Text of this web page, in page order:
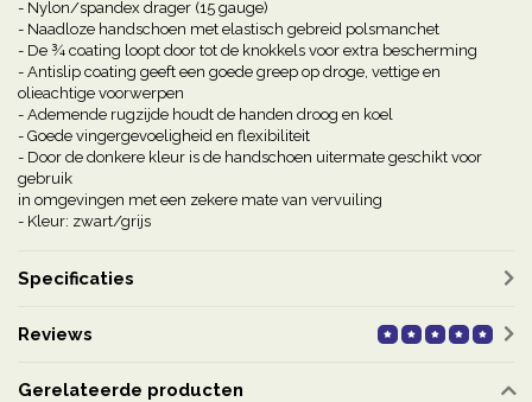
- Nylon/spandex drager (15 gauge)
- Naadloze handschoen met elastisch gebreid polsmanchet
- De ¾ coating loopt door tot de knokkels voor extra bescherming
- Antislip coating geeft een goede greep op droge, vettige en
olieachtige voorwerpen
- Ademende rugzijde houdt de handen droog en koel
- Goede vingergevoeligheid en flexibiliteit
- Door de donkere kleur is de handschoen uitermate geschikt voor
gebruik
in omgevingen met een zekere mate van vervuiling
- Kleur: zwart/grijs
Specificaties
Reviews
Gerelateerde producten